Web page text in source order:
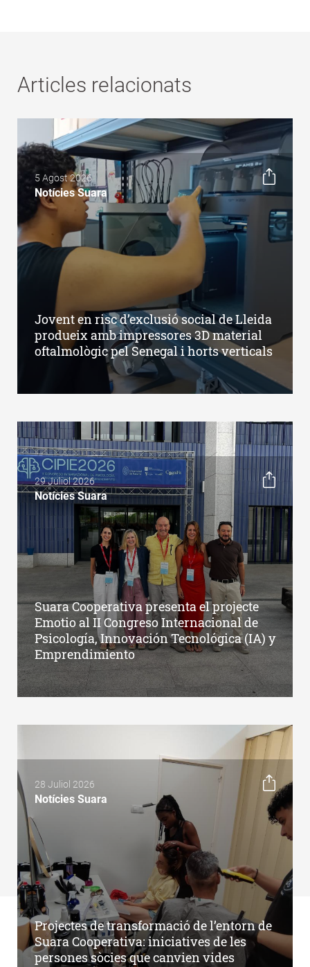
Articles relacionats
5 Agost 2026
Notícies Suara
Jovent en risc d’exclusió social de Lleida
produeix amb impressores 3D material
oftalmològic pel Senegal i horts verticals
29 Juliol 2026
Notícies Suara
Suara Cooperativa presenta el projecte
Emotio al II Congreso Internacional de
Psicología, Innovación Tecnológica (IA) y
Emprendimiento
28 Juliol 2026
Notícies Suara
Projectes de transformació de l’entorn de
Suara Cooperativa: iniciatives de les
persones sòcies que canvien vides